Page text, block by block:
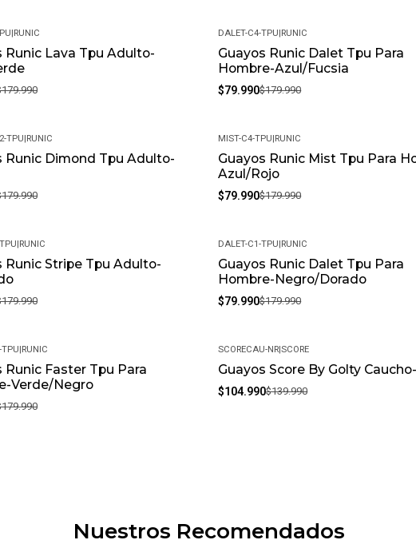
|RUNIC
Runic Lava Tpu Adulto-
-56%
DALET-C4-TPU|RUNIC
Guayos Runic Dalet Tpu Para
Hombre-Azul/Fucsia
$79.990$179.990
TPU|RUNIC
Runic Dimond Tpu Adulto-
-56%
MIST-C4-TPU|RUNIC
Guayos Runic Mist Tpu Para
Azul/Rojo
$79.990$179.990
|RUNIC
Runic Stripe Tpu Adulto-
-56%
DALET-C1-TPU|RUNIC
Guayos Runic Dalet Tpu Para
Hombre-Negro/Dorado
$79.990$179.990
TPU|RUNIC
Runic Faster Tpu Para
Verde/Negro
-25%
SCORECAU-NR|SCORE
Guayos Score By Golty
$104.990$139.990
Nuestros Recomendados